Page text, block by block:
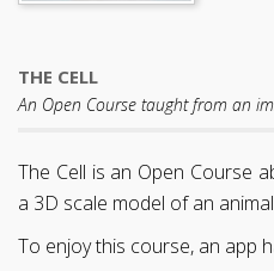
THE CELL
An Open Course taught from an
The Cell is an Open Course
a 3D scale model of an
To enjoy this course, an app